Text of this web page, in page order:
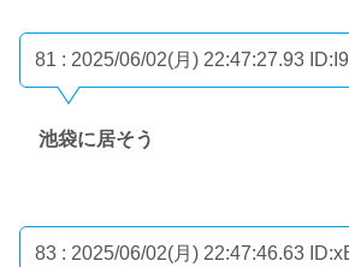
81 : 2025/06/02(月) 22:47:27.93
池袋に居そう
83 : 2025/06/02(月) 22:47:46.63